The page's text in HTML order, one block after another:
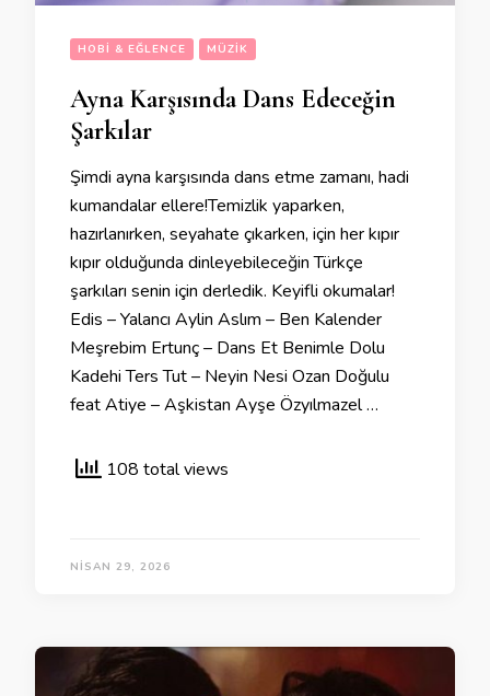
HOBI & EĞLENCE MÜZIK
Ayna Karşısında Dans Edeceğin
Şarkılar
Şimdi ayna karşısında dans etme zamanı, hadi
kumandalar ellere!Temizlik yaparken,
hazırlanırken, seyahate çıkarken, için her kıpır
kıpır olduğunda dinleyebileceğin Türkçe
şarkıları senin için derledik. Keyifli okumalar!
Edis – Yalancı Aylin Aslım – Ben Kalender
Meşrebim Ertunç – Dans Et Benimle Dolu
Kadehi Ters Tut – Neyin Nesi Ozan Doğulu
feat Atiye – Aşkistan Ayşe Özyılmazel …
108 total views
NISAN 29, 2026